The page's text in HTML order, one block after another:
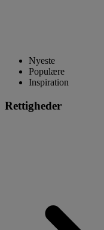
Nyeste
Populære
Inspiration
Rettigheder